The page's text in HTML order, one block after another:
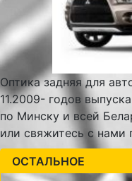
Оптика задняя для
11.2009- годов
по Минску и всей
или свяжитесь с нами
ОСТАЛЬНОЕ